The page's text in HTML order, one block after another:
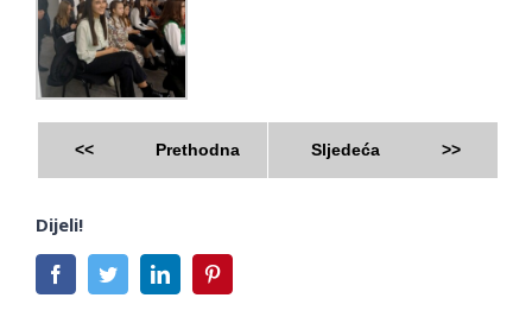
<< Prethodna Sljedeća >>
Dijeli!
FacebookTwitterLinkedIn